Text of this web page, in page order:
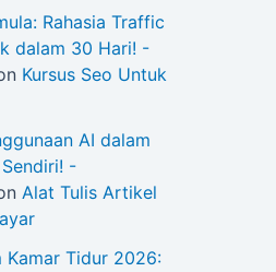
Rahasia Traffic
dalam 30 Hari! -
Kursus Seo Untuk
AI dalam
-
Alat Tulis Artikel
Kamar Tidur 2026: